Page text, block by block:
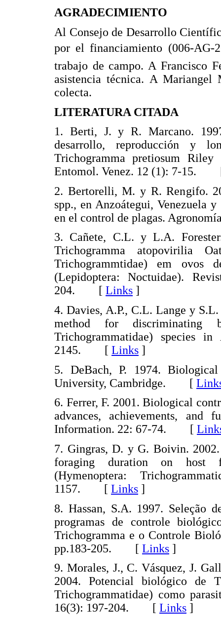
AGRADECIMIENTO
Al Consejo de Desarrollo
por el financiamiento (006-AG-
trabajo de campo. A Francisco
asistencia técnica. A
colecta.
LITERATURA CITADA
1. Berti, J. y R. Marcano.
desarrollo, reproducción y
Trichogramma pretiosum Riley
Entomol. Venez. 12 (1): 7-
2. Bertorelli, M. y R. Rengifo.
spp., en Anzoátegui, Venezuela
en el control de plagas.
3. Cañete, C.L. y L.A.
Trichogramma atopovirilia
Trichogrammtidae) em ovos
(Lepidoptera: Noctuidae).
204. [ Links ]
4. Davies, A.P., C.L. Lange y
method for discriminating
Trichogrammatidae) species
2145. [ Links ]
5. DeBach, P. 1974.
University, Cambridge. [
6. Ferrer, F. 2001. Biological
advances, achievements, and
Information. 22: 67-74. [
7. Gingras, D. y G. Boivin.
foraging duration on host
(Hymenoptera:
1157. [ Links ]
8. Hassan, S.A. 1997. Seleção
programas de controle
Trichogramma e o Controle
pp.183-205. [ Links ]
9. Morales, J., C. Vásquez, J.
2004. Potencial biológico de
Trichogrammatidae) como
16(3): 197-204. [ Links ]